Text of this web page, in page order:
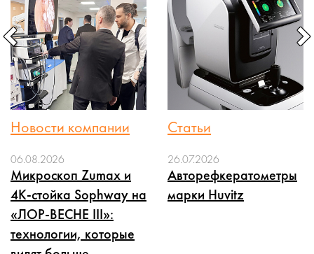
Новости компании
06.08.2026
Микроскоп Zumax и
4K-стойка Sophway на
«ЛОР-ВЕСНЕ III»:
технологии, которые
Статьи
26.07.2026
Авторефкератометры
марки Huvitz